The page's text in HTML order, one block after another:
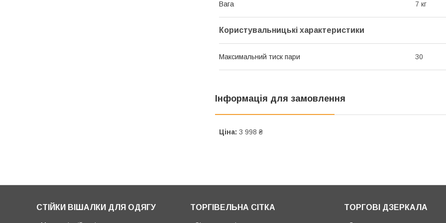
Вага 7 кг
Користувальницькі характеристики
Максимальний тиск пари 30
Інформація для замовлення
Ціна: 3 998 ₴
СТІЙКИ ВІШАЛКИ ДЛЯ ОДЯГУ ТОРГІВЕЛЬНА СІТКА ТОРГОВІ ДЗЕРКАЛА